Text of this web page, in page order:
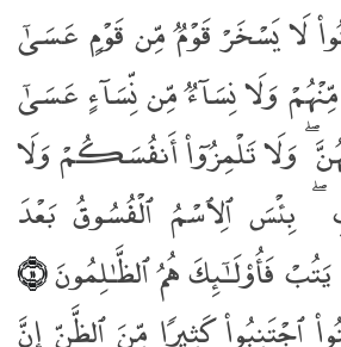
لَا يَسْخَرْ قَوْمٌۭ مِّن قَوْمٍ عَسَىٰٓ
وَلَا نِسَآءٌۭ مِّن نِّسَآءٍ عَسَىٰٓ
وَلَا تَلْمِزُوٓا۟ أَنفُسَكُمْ وَلَا
بِئْسَ ٱلِٱسْمُ ٱلْفُسُوقُ بَعْدَ
فَأُو۟لَـٰٓئِكَ هُمُ ٱلظَّـٰلِمُونَ﴿١١﴾
ٱجْتَنِبُوا۟ كَثِيرًۭا مِّنَ ٱلظَّنِّ إِنَّ